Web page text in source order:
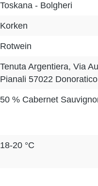
Toskana - Bolgheri
Korken
Rotwein
Tenuta Argentiera, Via
Pianali 57022
50 % Cabernet
18-20 °C